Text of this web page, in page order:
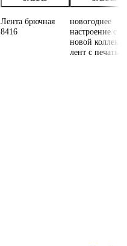
Лента брючная
8416
новогоднее
настроение с
новой
лент с печатью!